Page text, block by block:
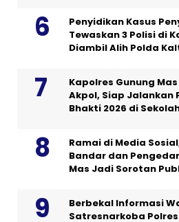
Penyidikan Kasus
Tewaskan 3 Polisi di
Diambil Alih Polda
Kapolres Gunung
Akpol, Siap Jalankan
Bhakti 2026 di
Ramai di Media
Bandar dan
Mas Jadi Sorotan
Berbekal Informasi
Satresnarkoba